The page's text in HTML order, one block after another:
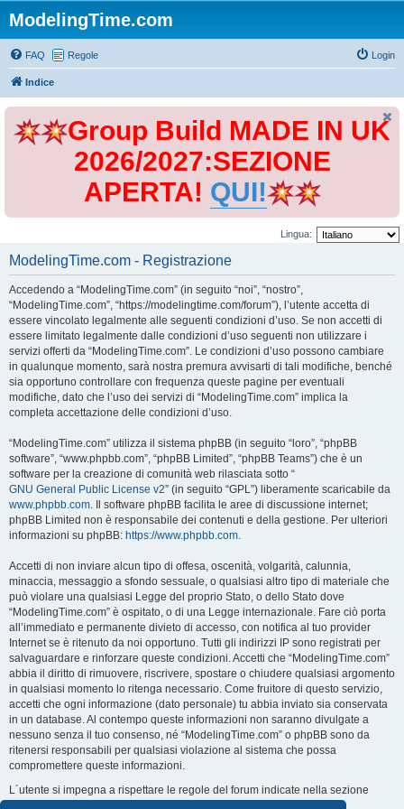
ModelingTime.com
FAQ Regole Login
Indice
Group Build MADE IN UK
2026/2027:SEZIONE
APERTA! QUI!
Lingua:
ModelingTime.com - Registrazione
Accedendo a “ModelingTime.com” (in seguito “noi”, “nostro”,
“ModelingTime.com”, “https://modelingtime.com/forum”), l’utente accetta di
essere vincolato legalmente alle seguenti condizioni d’uso. Se non accetti di
essere limitato legalmente dalle condizioni d’uso seguenti non utilizzare i
servizi offerti da “ModelingTime.com”. Le condizioni d’uso possono cambiare
in qualunque momento, sarà nostra premura avvisarti di tali modifiche, benché
sia opportuno controllare con frequenza queste pagine per eventuali
modifiche, dato che l’uso dei servizi di “ModelingTime.com” implica la
completa accettazione delle condizioni d’uso.
“ModelingTime.com” utilizza il sistema phpBB (in seguito “loro”, “phpBB
software”, “www.phpbb.com”, “phpBB Limited”, “phpBB Teams”) che è un
software per la creazione di comunità web rilasciata sotto “
GNU General Public License v2” (in seguito “GPL”) liberamente scaricabile da
www.phpbb.com. Il software phpBB facilita le aree di discussione internet;
phpBB Limited non è responsabile dei contenuti e della gestione. Per ulteriori
informazioni su phpBB: https://www.phpbb.com.
Accetti di non inviare alcun tipo di offesa, oscenità, volgarità, calunnia,
minaccia, messaggio a sfondo sessuale, o qualsiasi altro tipo di materiale che
può violare una qualsiasi Legge del proprio Stato, o dello Stato dove
“ModelingTime.com” è ospitato, o di una Legge internazionale. Fare ciò porta
all’immediato e permanente divieto di accesso, con notifica al tuo provider
Internet se è ritenuto da noi opportuno. Tutti gli indirizzi IP sono registrati per
salvaguardare e rinforzare queste condizioni. Accetti che “ModelingTime.com”
abbia il diritto di rimuovere, riscrivere, spostare o chiudere qualsiasi argomento
in qualsiasi momento lo ritenga necessario. Come fruitore di questo servizio,
accetti che ogni informazione (dato personale) tu abbia inviato sia conservata
in un database. Al contempo queste informazioni non saranno divulgate a
nessuno senza il tuo consenso, né “ModelingTime.com” o phpBB sono da
ritenersi responsabili per qualsiasi violazione al sistema che possa
compromettere queste informazioni.
L´utente si impegna a rispettare le regole del forum indicate nella sezione